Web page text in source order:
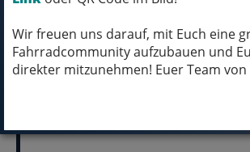
Wir freuen uns darauf, mit Euch eine
Fahrradcommunity aufzubauen und
direkter mitzunehmen! Euer Team von
pro Stück (inkl. MwSt.)
3.199,00 EUR